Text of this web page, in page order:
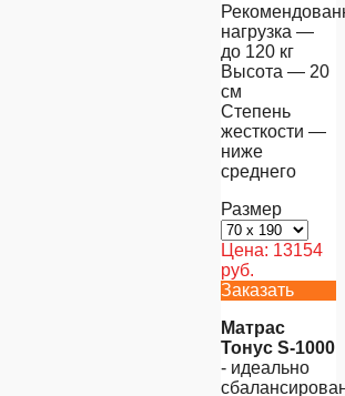
нагрузка —
до 120 кг
Высота — 20
см
Степень
жесткости —
ниже
среднего
Размер
Цена: 13154
руб.
Заказать
Матрас
Тонус S-1000
- идеально